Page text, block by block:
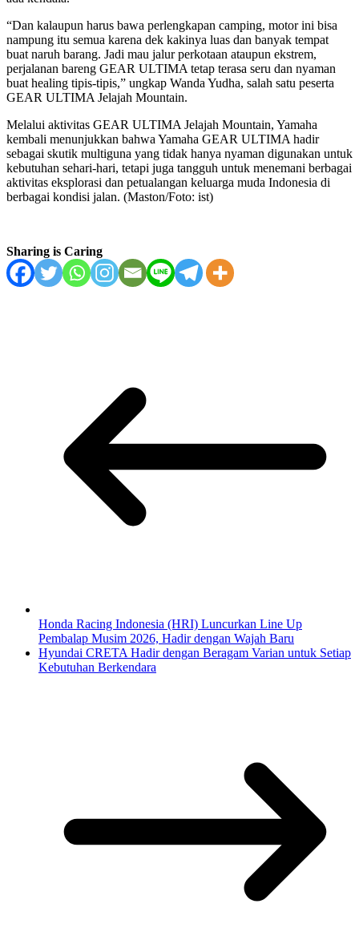
“Dan kalaupun harus bawa perlengkapan camping, motor ini bisa
nampung itu semua karena dek kakinya luas dan banyak tempat
buat naruh barang. Jadi mau jalur perkotaan ataupun ekstrem,
perjalanan bareng GEAR ULTIMA tetap terasa seru dan nyaman
buat healing tipis-tipis,” ungkap Wanda Yudha, salah satu peserta
GEAR ULTIMA Jelajah Mountain.
Melalui aktivitas GEAR ULTIMA Jelajah Mountain, Yamaha
kembali menunjukkan bahwa Yamaha GEAR ULTIMA hadir
sebagai skutik multiguna yang tidak hanya nyaman digunakan untuk
kebutuhan sehari-hari, tetapi juga tangguh untuk menemani berbagai
aktivitas eksplorasi dan petualangan keluarga muda Indonesia di
berbagai kondisi jalan. (Maston/Foto: ist)
Sharing is Caring
Honda Racing Indonesia (HRI) Luncurkan Line Up
Pembalap Musim 2026, Hadir dengan Wajah Baru
Hyundai CRETA Hadir dengan Beragam Varian untuk Setiap
Kebutuhan Berkendara